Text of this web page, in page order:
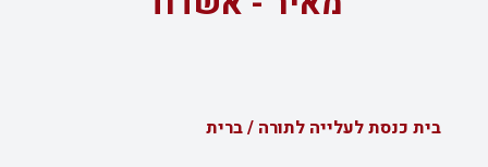
בית כנסת לעלייה לתורה / ברית